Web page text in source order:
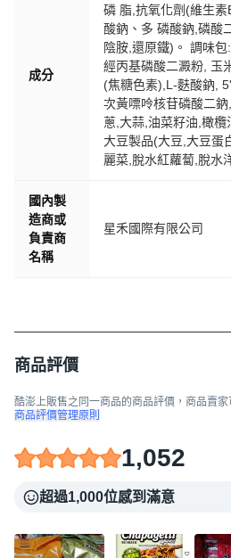
成分
磷 脂,抗氧化劑(維生
酸鈉、多 磷酸鈉,磷酸
陰胺,還原鐵)。 調味
經丙基磷酸二澱粉, 玉
(焦糖色素),L-麩酸鈉,
次黃嘌呤核苷磷酸二
蔥,大蒜,油菜籽油,橄
大豆製品(大豆,大豆蛋
麗菜,脫水紅蘿蔔,脫水
國內製
造商或
負責商
名稱
星禾國際有限公司
商品評價
酷澎上販售之同一商品的商品評價，商品賣家
商品評價管理原則
1,052
超過1,000位感到滿意